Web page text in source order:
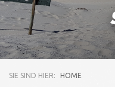
SIE SIND HIER: HOME